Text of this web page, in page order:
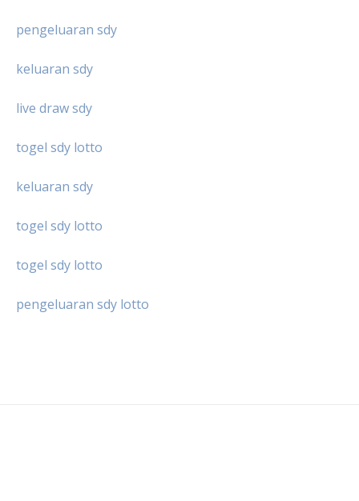
pengeluaran sdy
keluaran sdy
live draw sdy
togel sdy lotto
keluaran sdy
togel sdy lotto
togel sdy lotto
pengeluaran sdy lotto